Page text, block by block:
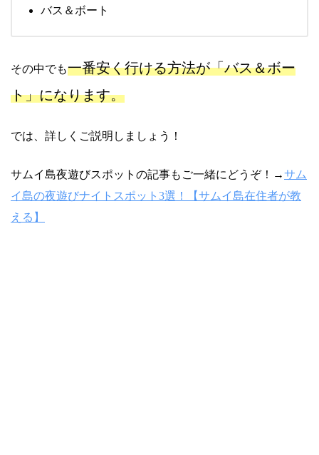
バス＆ボート
その中でも一番安く行ける方法が「バス＆ボー
ト」になります。
では、詳しくご説明しましょう！
サムイ島夜遊びスポットの記事もご一緒にどうぞ！→サム
イ島の夜遊びナイトスポット3選！【サムイ島在住者が教
える】